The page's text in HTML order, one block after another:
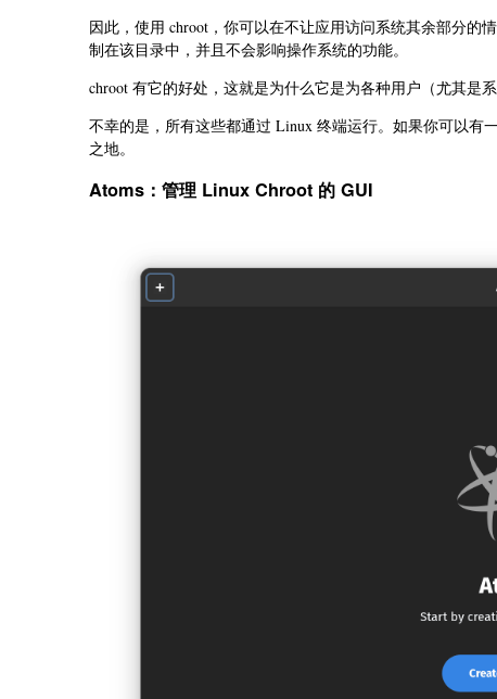
因此，使用 chroot，你可以在不让应用访问系统其余部分的
制在该目录中，并且不会影响操作系统的功能。
chroot 有它的好处，这就是为什么它是为各种用户（尤其是
不幸的是，所有这些都通过 Linux 终端运行。如果你可以有
之地。
Atoms：管理 Linux Chroot 的 GUI